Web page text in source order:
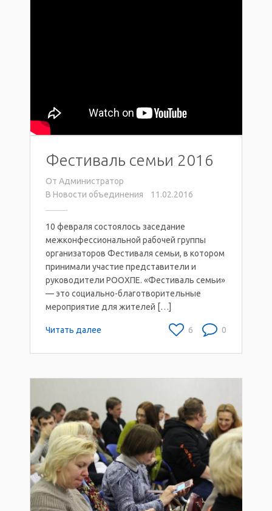
Фестиваль семьи 2016
От Администратор
В Новости объединения 11.02.2016
10 февраля состоялось заседание
межконфессиональной рабочей группы
организаторов Фестиваля семьи, в котором
принимали участие представители и
руководители РООХПЕ. «Фестиваль семьи»
— это социально-благотворительные
мероприятие для жителей […]
Читать далее 0
6